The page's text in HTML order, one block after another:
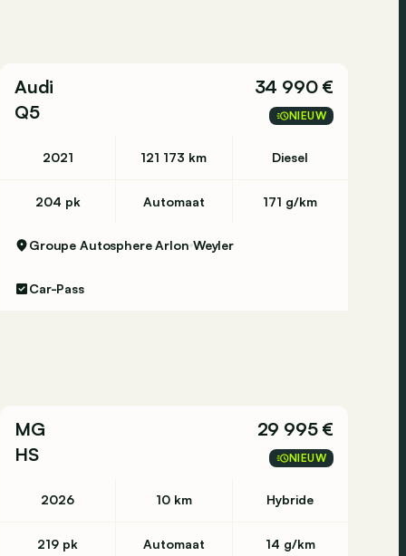
Audi
Q5
34 990 €
NIEUW
2021 121 173 km Diesel
204 pk Automaat 171 g/km
Groupe Autosphere Arlon Weyler
Car-Pass
MG
HS
29 995 €
NIEUW
2026 10 km Hybride
219 pk Automaat 14 g/km